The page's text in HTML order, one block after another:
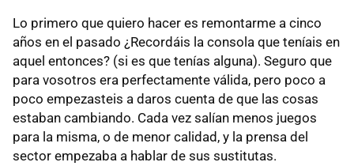
Lo primero que quiero hacer es remontarme a cinco
años en el pasado ¿Recordáis la consola que teníais en
aquel entonces? (si es que tenías alguna). Seguro que
para vosotros era perfectamente válida, pero poco a
poco empezasteis a daros cuenta de que las cosas
estaban cambiando. Cada vez salían menos juegos
para la misma, o de menor calidad, y la prensa del
sector empezaba a hablar de sus sustitutas.